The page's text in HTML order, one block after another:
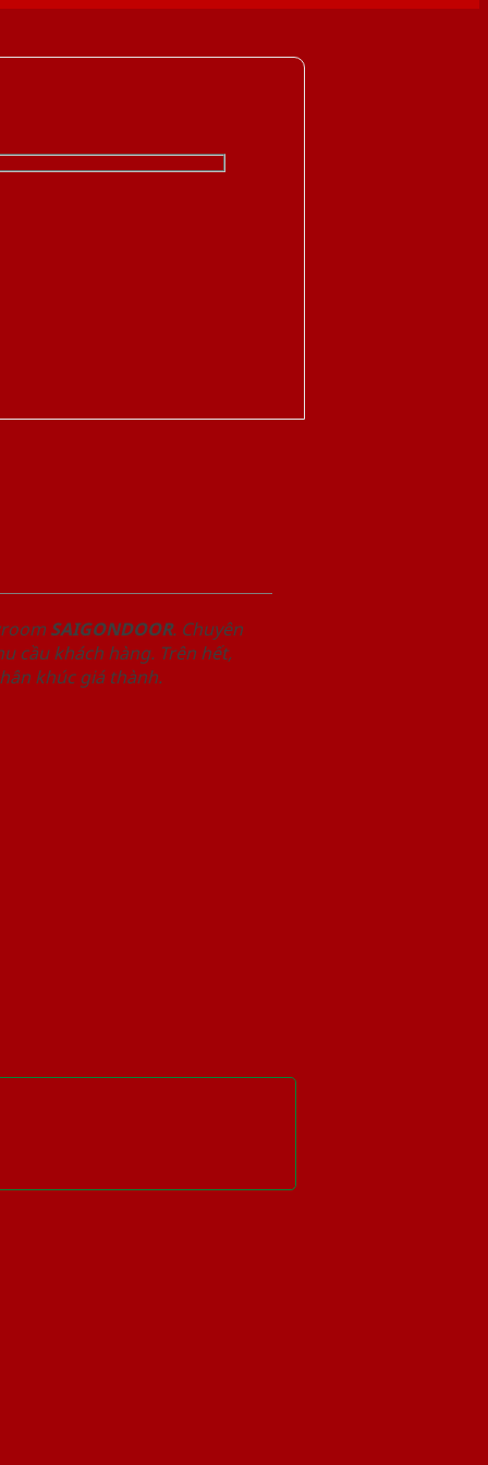
SAIGONDOOR. Chuyên
cầu khách hàng. Trên hết,
khúc giá thành.